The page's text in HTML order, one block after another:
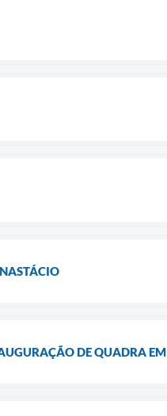
DE QUADRA EM